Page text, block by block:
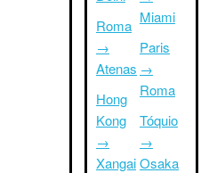
Roma
→
Atenas
Hong
Kong
→
Xangai
Miami
Paris
→
Roma
Tóquio
→
Osaka